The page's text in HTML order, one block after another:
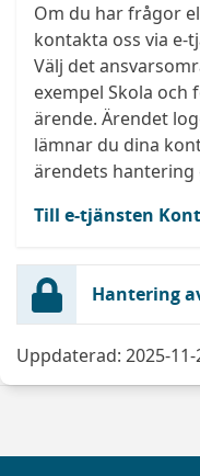
Om du har frågor
kontakta oss via e-
Välj det
exempel Skola och
ärende. Ärendet
lämnar du dina
ärendets hantering
Till e-tjänsten
Hantering
Uppdaterad: 2025-11-